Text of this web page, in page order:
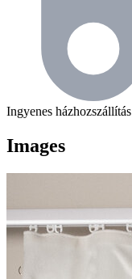
Ingyenes házhozszállítás
Images